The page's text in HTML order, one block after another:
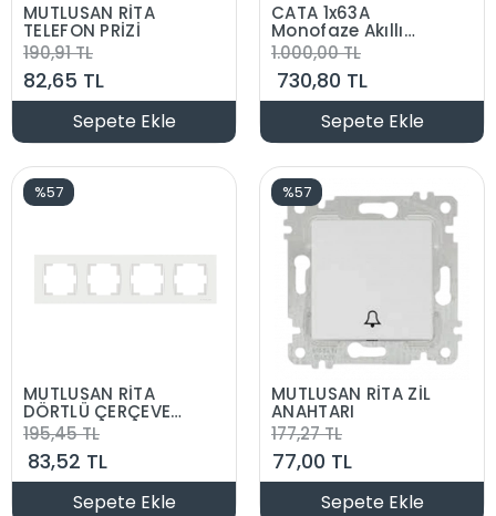
MUTLUSAN RİTA
TELEFON PRİZİ
190,91 TL
82,65 TL
Sepete Ekle
CATA 1x63A
Monofaze Akıllı
Voltaj ve Akım
Koruma Rolesi
Şebeke Giriş Voltaj
Denetleyici 220
Volt 63 Amper
1.000,00 TL
730,80 TL
Sepete Ekle
%57
MUTLUSAN RİTA
DÖRTLÜ ÇERÇEVE
YATAY
195,45 TL
83,52 TL
Sepete Ekle
%57
MUTLUSAN RİTA ZİL
ANAHTARI
177,27 TL
77,00 TL
Sepete Ekle